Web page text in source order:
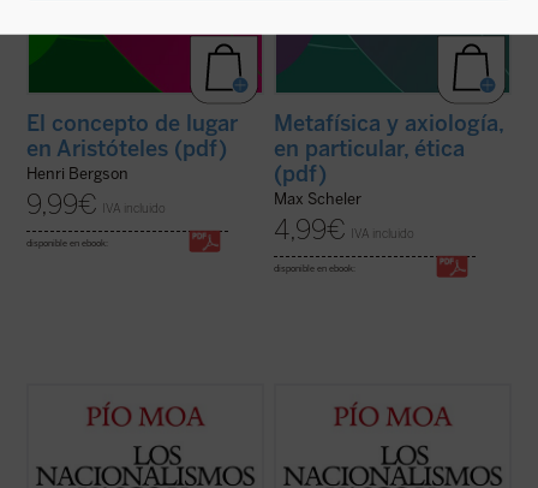
El concepto de lugar
en Aristóteles (pdf)
Henri Bergson
9,99€ IVA incluido
disponible en ebook:
Metafísica y axiología,
en particular, ética
(pdf)
Max Scheler
4,99€ IVA incluido
disponible en ebook:
Así como en los años 30 el reto principal
para España era la revolución, hoy ha
particularmente en Cataluña y
Vascongadas, en menor medida en otras
regiones. Se trata, en resumen, de si
Así como en los años 30 el reto principal
para España era la revolución, hoy ha
particularmente en Cataluña y
Vascongadas, en menor medida en otras
regiones. Se trata, en resumen, de si